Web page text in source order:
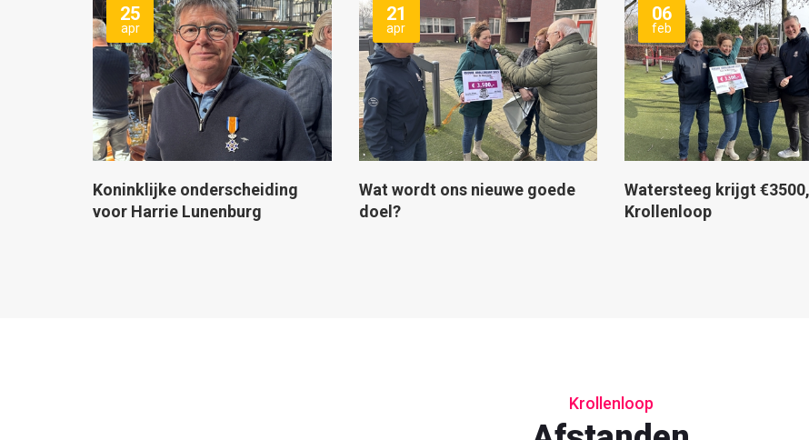
25
apr
Koninklijke onderscheiding
voor Harrie Lunenburg
21
apr
Wat wordt ons nieuwe goede
doel?
06
feb
Watersteeg krijgt
Krollenloop
Krollenloop